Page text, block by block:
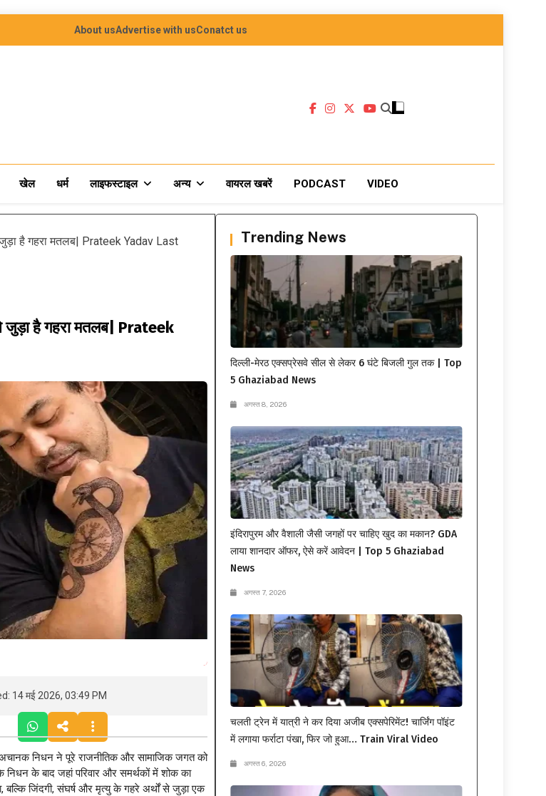
About usAdvertise with usConatct us
खेल धर्म लाइफस्टाइल अन्य वायरल खबरें PODCAST VIDEO
जुड़ा है गहरा मतलब| Prateek Yadav Last
जुड़ा है गहरा मतलब| Prateek
14 मई 2026, 03:49 PM
निधन ने पूरे राजनीतिक और सामाजिक जगत को
के बाद जहां परिवार और समर्थकों में शोक का
बल्कि जिंदगी, संघर्ष और मृत्यु के गहरे अर्थों से जुड़ा एक
Trending News
दिल्ली-मेरठ एक्सप्रेसवे सील से लेकर 6 घंटे बिजली गुल तक | Top
5 Ghaziabad News
अगस्त 8, 2026
इंदिरापुरम और वैशाली जैसी जगहों पर चाहिए खुद का मकान? GDA
लाया शानदार ऑफर, ऐसे करें आवेदन | Top 5 Ghaziabad
News
अगस्त 7, 2026
चलती ट्रेन में यात्री ने कर दिया अजीब एक्सपेरिमेंट! चार्जिंग पॉइंट
में लगाया फर्राटा पंखा, फिर जो हुआ… Train Viral Video
अगस्त 6, 2026